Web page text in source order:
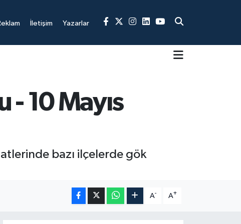
İletişim Yazarlar
10 Mayıs
bazı ilçelerde gök
A- A+